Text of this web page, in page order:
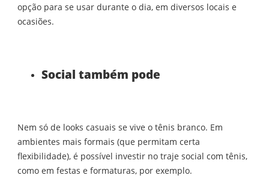
opção para se usar durante o dia, em diversos locais e
ocasiões.
Social também pode
Nem só de looks casuais se vive o tênis branco. Em
ambientes mais formais (que permitam certa
flexibilidade), é possível investir no traje social com tênis,
como em festas e formaturas, por exemplo.